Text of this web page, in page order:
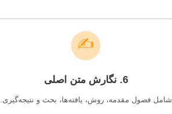
✍️
6. نگارش متن اصلی
شامل فصول مقدمه، روش، یافته‌ها، بحث و نتیجه‌گیری.